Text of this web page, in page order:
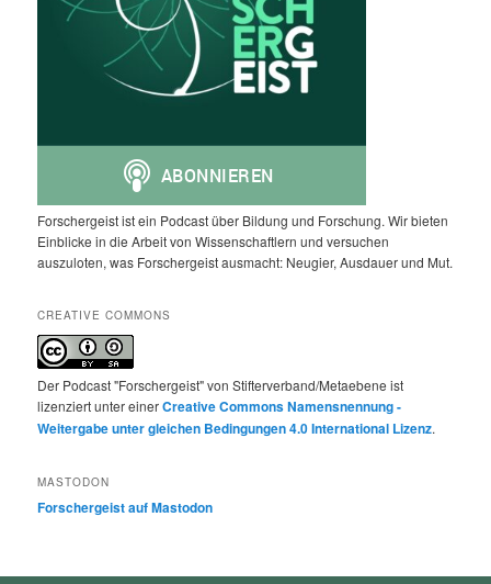
Forschergeist ist ein Podcast über Bildung und Forschung. Wir bieten
Einblicke in die Arbeit von Wissenschaftlern und versuchen
auszuloten, was Forschergeist ausmacht: Neugier, Ausdauer und Mut.
CREATIVE COMMONS
Der Podcast "Forschergeist" von Stifterverband/Metaebene ist
lizenziert unter einerCreative Commons Namensnennung -
Weitergabe unter gleichen Bedingungen 4.0 International Lizenz.
MASTODON
Forschergeist auf Mastodon